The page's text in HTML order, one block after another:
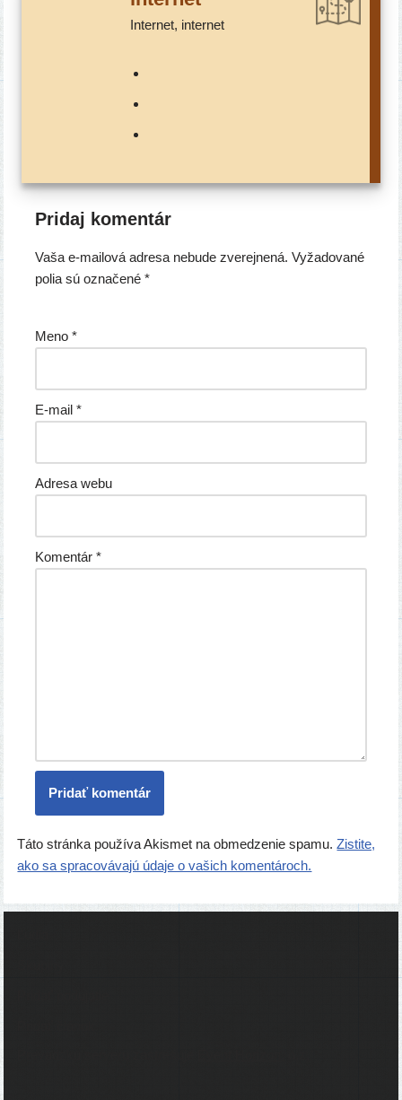
inter­net, internet
Pridaj komentár
Vaša e-mailová adresa nebude zverejnená. Vyžadované
polia sú označené*
Meno*
E-mail*
Adresa webu
Komentár*
Táto stránka používa Akismet na obmedzenie spamu.Zistite,
ako sa spracovávajú údaje o vašich komentároch.